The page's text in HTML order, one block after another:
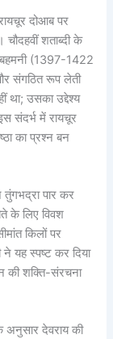
दोआब पर
शताब्दी के
बहमनी (1397-1422
संगठित रूप लेती
था; उसका उद्देश्य
संदर्भ में रायचूर
का प्रश्न बन
पार कर
के लिए विवश
किलों पर
ने यह स्पष्ट कर दिया
की शक्ति-संरचना
अनुसार देवराय की